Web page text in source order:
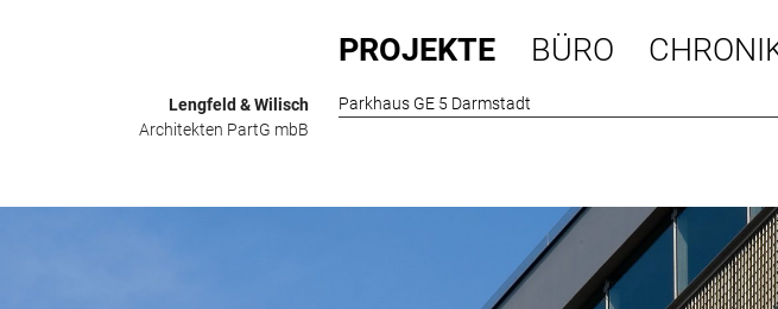
Lengfeld & Wilisch
Architekten PartG mbB
PROJEKTE BÜRO
Parkhaus GE 5 Darmstadt